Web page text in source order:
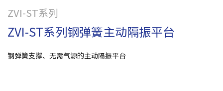
ZVI-ST系列
ZVI-ST系列钢弹簧主动隔振平台
钢弹簧支撑、无需气源的主动隔振平台